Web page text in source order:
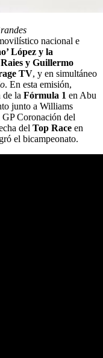
nacional e
López y la
y Guillermo
TV, y en simultáneo
. En esta emisión,
de la Fórmula 1 en Abu
junto a Williams
Coronación del
del Top Race en
el bicampeonato.